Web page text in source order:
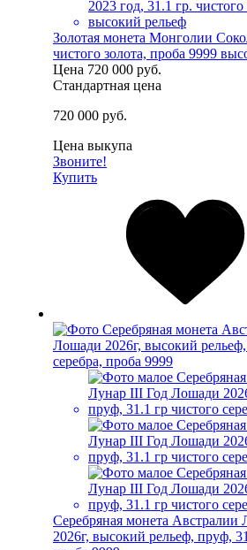
Золотая монета Монголии
чистого золота, проба 9999
Цена 720 000 руб.
Стандартная цена
720 000 руб.
Цена выкупа
Звоните!
Купить
Серебряная монета
2026г, высокий рельеф, пруф,